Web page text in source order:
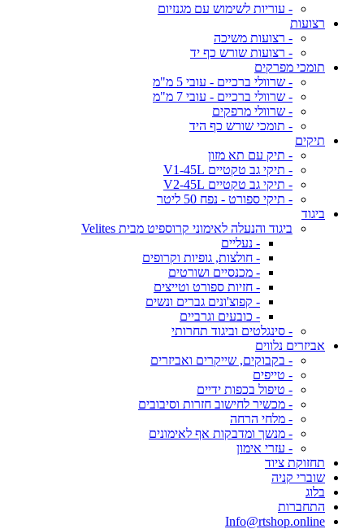
- עוריות לשימוש עם מגנזיום
רצועות
- רצועות משיכה
- רצועות שורש כף יד
תומכי מפרקים
- שרוולי ברכיים - עובי 5 מ"מ
- שרוולי ברכיים - עובי 7 מ"מ
- שרוולי מרפקים
- תומכי שורש כף היד
תיקים
- תיק עם תא מזון
- תיקי גב טקטיים V1-45L
- תיקי גב טקטיים V2-45L
- תיקי ספורט - נפח 50 ליטר
ביגוד
ביגוד והנעלה לאימוני קרוספיט מבית Velites
- נעליים
- חולצות, גופיות וקרופים
- מכנסיים ושורטים
- חזיות ספורט וטייצים
- קפוצ'ונים גברים ונשים
- כובעים וגרביים
- סינגלטים וביגוד תחרותי
אביזרים נלווים
- בקבוקים, שייקרים ואביזרים
- טייפים
- טיפול בכפות ידיים
- מכשיר לחישוב חזרות וסיבובים
- מלחי הרחה
- מנשך ומדבקות אף לאימונים
- עזרי אימון
תחזוקת ציוד
שוברי קניה
בלוג
התחברות
Info@rtshop.online